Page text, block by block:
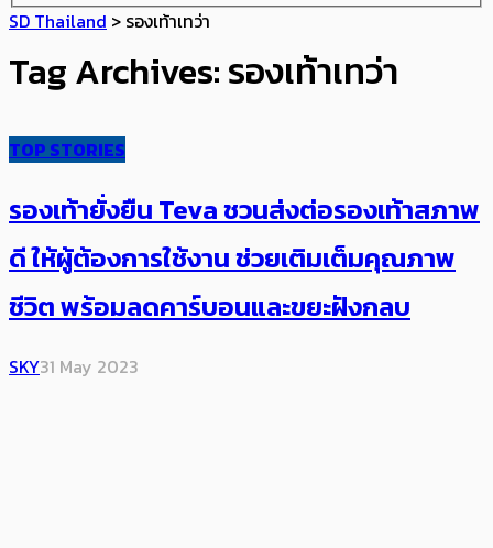
SD Thailand > รองเท้าเทว่า
Tag Archives: รองเท้าเทว่า
TOP STORIES
รองเท้ายั่งยืน Teva ชวนส่งต่อรองเท้า​สภาพ
ดี ​ให้ผู้ต้องการใช้งาน ช่วยเติมเต็มคุณภาพ
ชีวิต พร้อมลดคาร์บอนและขยะฝังกลบ
SKY31 May 2023